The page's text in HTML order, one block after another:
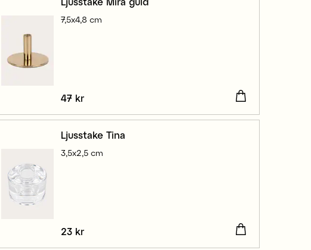
7,5x4,8 cm
Pris:47 kr
47 kr
Ljusstake Tina
3,5x2,5 cm
Pris:23 kr
23 kr